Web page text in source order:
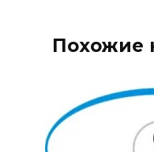
Похожие